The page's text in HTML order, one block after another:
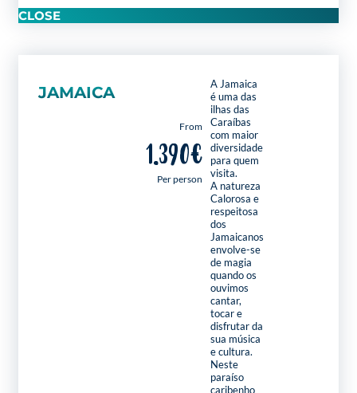
CLOSE
JAMAICA
From
1.390€
Per person
A Jamaica
é uma das
ilhas das
Caraíbas
com maior
diversidade
para quem
visita.
A natureza
Calorosa e
respeitosa
dos
Jamaicanos
envolve-se
de magia
quando os
ouvimos
cantar,
tocar e
disfrutar da
sua música
e cultura.
Neste
paraíso
caribenho